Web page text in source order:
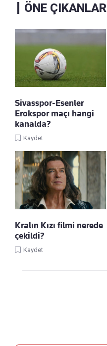
ÖNE ÇIKANLAR
Sivasspor-Esenler
Erokspor maçı hangi
kanalda?
Kaydet
Kralın Kızı filmi nerede
çekildi?
Kaydet